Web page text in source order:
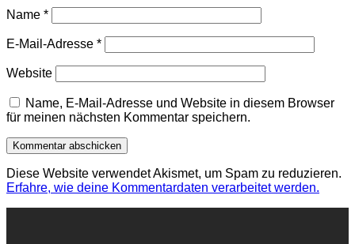
Name *
E-Mail-Adresse *
Website
Name, E-Mail-Adresse und Website in diesem Browser
für meinen nächsten Kommentar speichern.
Diese Website verwendet Akismet, um Spam zu reduzieren.
Erfahre, wie deine Kommentardaten verarbeitet werden.